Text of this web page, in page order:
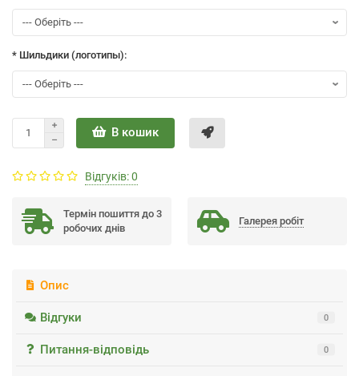
* Шильдики (логотипы):
В кошик
Відгуків: 0
Термін пошиття до 3
робочих днів
Галерея робiт
Опис
Відгуки 0
Питання-відповідь 0